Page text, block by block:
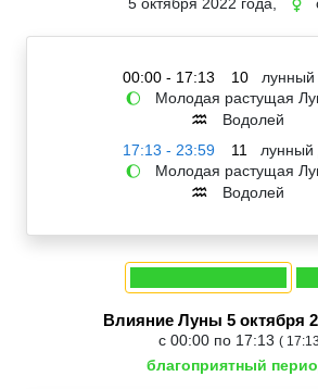
☿
00:00 - 17:13 10 лунный
🌔 Молодая растущая
♒
Водолей
17:13 - 23:59
11 лунный
🌔 Молодая растущая
♒ Водолей
Влияние Луны 5 октября
с 00:00 по 17:13 (
благоприятный